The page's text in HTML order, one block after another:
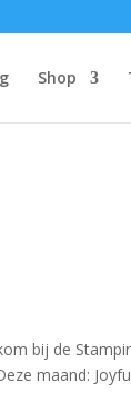
Shop
bij de
maand: